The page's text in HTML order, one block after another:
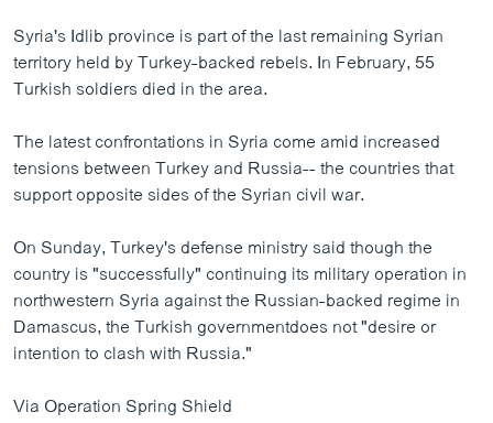
Syria's Idlib province is part of the last remaining Syrian
territory held by Turkey-backed rebels. In February, 55
Turkish soldiers died in the area.
The latest confrontations in Syria come amid increased
tensions between Turkey and Russia-- the countries that
support opposite sides of the Syrian civil war.
On Sunday, Turkey's defense ministry said though the
country is "successfully" continuing its military operation in
northwestern Syria against the Russian-backed regime in
Damascus, the Turkish governmentdoes not "desire or
intention to clash with Russia."
Via Operation Spring Shield